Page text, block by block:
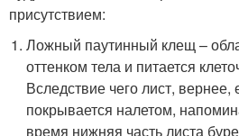
присутствием:
Ложный паутинный клещ –
оттенком тела и питается
Вследствие чего лист, вернее,
покрывается налетом,
время нижняя часть листа